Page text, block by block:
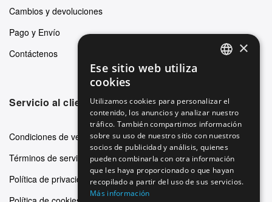
Cambios y devoluciones
Pago y Envío
Contáctenos
Servicio al cliente
Condiciones de venta
Términos de servicio
Política de privacidad
ITALIAN
SPANISH
FRENCH
×
Ese sitio web utiliza
cookies
Utilizamos cookies para personalizar el
contenido, los anuncios y analizar nuestro
tráfico. También compartimos información
sobre su uso de nuestro sitio con nuestros
socios de publicidad y análisis, quienes
pueden combinarla con otra información
que les haya proporcionado o que hayan
recopilado a partir del uso de sus servicios.
Más información